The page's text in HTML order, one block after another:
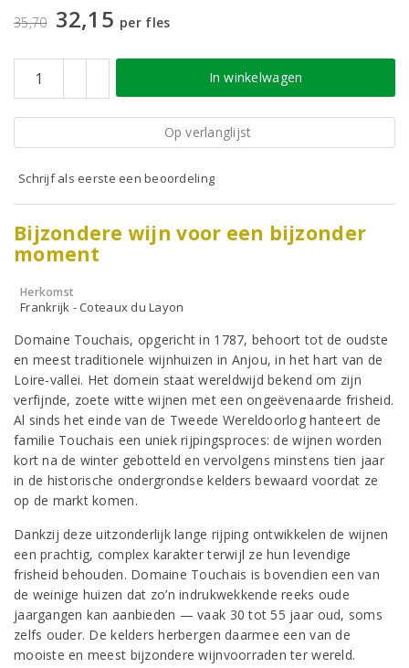
35,70 32,15 per fles
In winkelwagen
Op verlanglijst
Schrijf als eerste een beoordeling
Bijzondere wijn voor een bijzonder
moment
Herkomst
Frankrijk - Coteaux du Layon
Domaine Touchais, opgericht in 1787, behoort tot de oudste
en meest traditionele wijnhuizen in Anjou, in het hart van de
Loire-vallei. Het domein staat wereldwijd bekend om zijn
verfijnde, zoete witte wijnen met een ongeëvenaarde frisheid.
Al sinds het einde van de Tweede Wereldoorlog hanteert de
familie Touchais een uniek rijpingsproces: de wijnen worden
kort na de winter gebotteld en vervolgens minstens tien jaar
in de historische ondergrondse kelders bewaard voordat ze
op de markt komen.
Dankzij deze uitzonderlijk lange rijping ontwikkelen de wijnen
een prachtig, complex karakter terwijl ze hun levendige
frisheid behouden. Domaine Touchais is bovendien een van
de weinige huizen dat zo’n indrukwekkende reeks oude
jaargangen kan aanbieden — vaak 30 tot 55 jaar oud, soms
zelfs ouder. De kelders herbergen daarmee een van de
mooiste en meest bijzondere wijnvoorraden ter wereld.